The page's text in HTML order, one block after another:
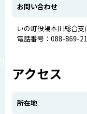
お問い合わせ
いの町役場本川総合
電話番号：088-869-
アクセス
所在地